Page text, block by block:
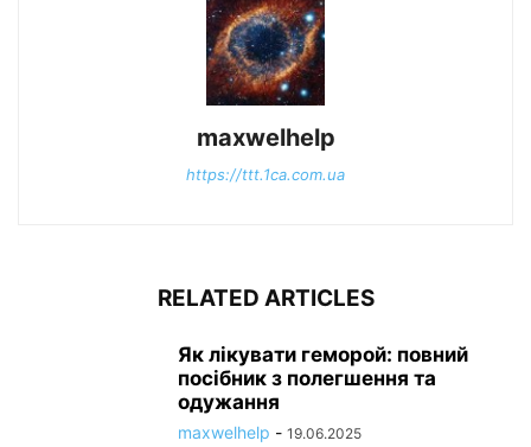
maxwelhelp
https://ttt.1ca.com.ua
RELATED ARTICLES
Як лікувати геморой: повний
посібник з полегшення та
одужання
maxwelhelp - 19.06.2025